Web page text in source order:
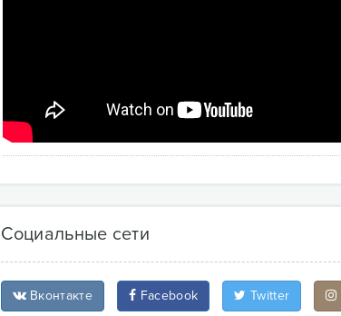
Социальные сети
Вконтакте Facebook Twitter